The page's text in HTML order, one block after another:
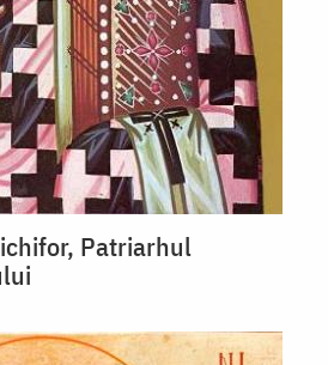
Patriarhul